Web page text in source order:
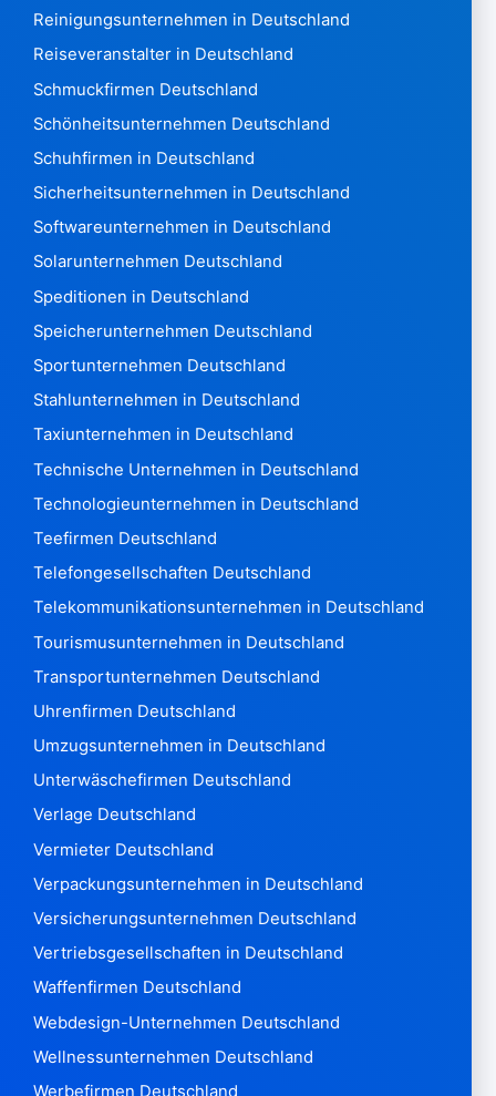
New Zealand 325,476
Niger385
Nigeria 12.993
Norfolk2
Nördliche Marianen211
Oman 6.575
Pakistan 8.300
Panama6.182
Papua-Neuguinea790
Peru 2.756.526
Philippinen 659,101
Polen 4,774,490
Portugal 708.139
Wiedersehen 47.551
Rumänien 1.153.771
Russische Föderation3,727,055
Ruanda875
San Marino3.471
Sao Tome & Principe 28
Saudi-Arabien 167.612
Serbien126.003
Seychellen614
Sierra Leone428
Singapur 447.619
Slowenien 179.324
Salomonen 81
Somalia267
Südafrika334.996
Südsudan 17
Spanien5,087,915
Reinigungsunternehmen in Deutschland
Reiseveranstalter in Deutschland
Schmuckfirmen Deutschland
Schönheitsunternehmen Deutschland
Schuhfirmen in Deutschland
Sicherheitsunternehmen in Deutschland
Softwareunternehmen in Deutschland
Solarunternehmen Deutschland
Speditionen in Deutschland
Speicherunternehmen Deutschland
Sportunternehmen Deutschland
Stahlunternehmen in Deutschland
Taxiunternehmen in Deutschland
Technische Unternehmen in Deutschland
Technologieunternehmen in Deutschland
Teefirmen Deutschland
Telefongesellschaften Deutschland
Telekommunikationsunternehmen in Deutschland
Tourismusunternehmen in Deutschland
Transportunternehmen Deutschland
Uhrenfirmen Deutschland
Umzugsunternehmen in Deutschland
Unterwäschefirmen Deutschland
Verlage Deutschland
Vermieter Deutschland
Verpackungsunternehmen in Deutschland
Versicherungsunternehmen Deutschland
Vertriebsgesellschaften in Deutschland
Waffenfirmen Deutschland
Webdesign-Unternehmen Deutschland
Wellnessunternehmen Deutschland
Werbefirmen Deutschland